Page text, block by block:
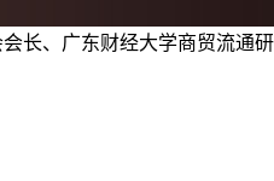
长、广东财经大学商贸流